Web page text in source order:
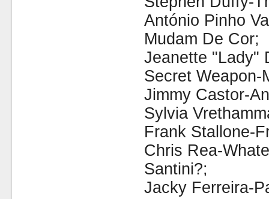
António Pinho
Mudam De Cor;
Jeanette "Lady"
Secret Weapon-
Jimmy Castor-
Sylvia
Frank Stallone-
Chris Rea-
Santini?;
Jacky Ferreira-